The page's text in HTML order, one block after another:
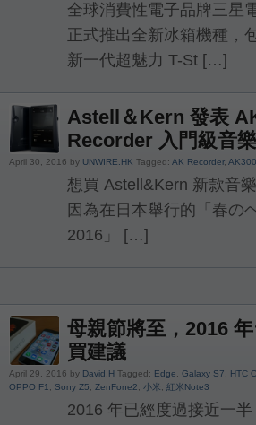
全球消費性電子品牌三星
正式推出全新冰箱機種，
新一代超魅力 T-St […]
Astell＆Kern 發表
Recorder 入門級音
April 30, 2016 by UNWIRE.HK Tagged: AK Recorder, AK300
想買 Astell&Kern 新款音
因為在日本舉行的「春の
2016」 […]
母親節將至，2016
買建議
April 29, 2016 by David.H Tagged: Edge, Galaxy S7, HTC
OPPO F1, Sony Z5, ZenFone2, 小米, 紅米Note3
2016 年已經度過接近一